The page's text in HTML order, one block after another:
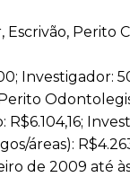
Perito
Investigador:
R$6.104,16;
áreas):
de 2009 até